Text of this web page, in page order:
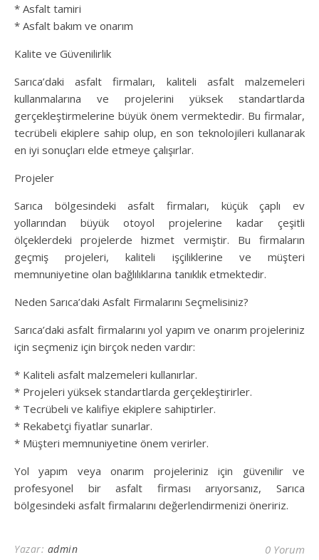
* Asfalt tamiri
* Asfalt bakım ve onarım
Kalite ve Güvenilirlik
Sarıca’daki asfalt firmaları, kaliteli asfalt malzemeleri
kullanmalarına ve projelerini yüksek standartlarda
gerçekleştirmelerine büyük önem vermektedir. Bu firmalar,
tecrübeli ekiplere sahip olup, en son teknolojileri kullanarak
en iyi sonuçları elde etmeye çalışırlar.
Projeler
Sarıca bölgesindeki asfalt firmaları, küçük çaplı ev
yollarından büyük otoyol projelerine kadar çeşitli
ölçeklerdeki projelerde hizmet vermiştir. Bu firmaların
geçmiş projeleri, kaliteli işçiliklerine ve müşteri
memnuniyetine olan bağlılıklarına tanıklık etmektedir.
Neden Sarıca’daki Asfalt Firmalarını Seçmelisiniz?
Sarıca’daki asfalt firmalarını yol yapım ve onarım projeleriniz
için seçmeniz için birçok neden vardır:
* Kaliteli asfalt malzemeleri kullanırlar.
* Projeleri yüksek standartlarda gerçekleştirirler.
* Tecrübeli ve kalifiye ekiplere sahiptirler.
* Rekabetçi fiyatlar sunarlar.
* Müşteri memnuniyetine önem verirler.
Yol yapım veya onarım projeleriniz için güvenilir ve
profesyonel bir asfalt firması arıyorsanız, Sarıca
bölgesindeki asfalt firmalarını değerlendirmenizi öneririz.
Yazar: admin 0 Yorum